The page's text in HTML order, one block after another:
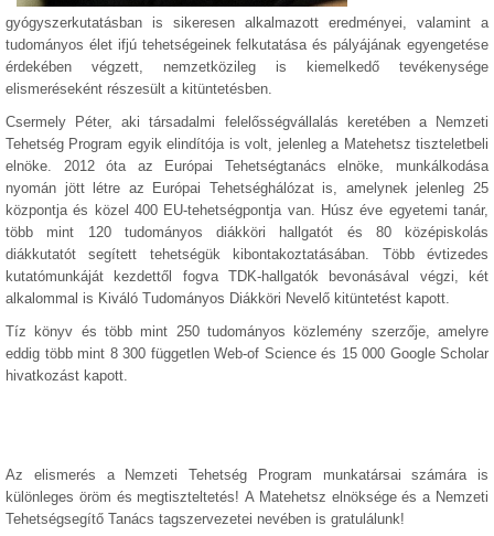
gyógyszerkutatásban is sikeresen alkalmazott eredményei, valamint a
tudományos élet ifjú tehetségeinek felkutatása és pályájának egyengetése
érdekében végzett, nemzetközileg is kiemelkedő tevékenysége
elismeréseként részesült a kitüntetésben.
Csermely Péter, aki társadalmi felelősségvállalás keretében a Nemzeti
Tehetség Program egyik elindítója is volt, jelenleg a Matehetsz tiszteletbeli
elnöke. 2012 óta az Európai Tehetségtanács elnöke, munkálkodása
nyomán jött létre az Európai Tehetséghálózat is, amelynek jelenleg 25
központja és közel 400 EU-tehetségpontja van. Húsz éve egyetemi tanár,
több mint 120 tudományos diákköri hallgatót és 80 középiskolás
diákkutatót segített tehetségük kibontakoztatásában. Több évtizedes
kutatómunkáját kezdettől fogva TDK-hallgatók bevonásával végzi, két
alkalommal is Kiváló Tudományos Diákköri Nevelő kitüntetést kapott.
Tíz könyv és több mint 250 tudományos közlemény szerzője, amelyre
eddig több mint 8 300 független Web-of Science és 15 000 Google Scholar
hivatkozást kapott.
Az elismerés a Nemzeti Tehetség Program munkatársai számára is
különleges öröm és megtiszteltetés!A Matehetsz elnöksége és a Nemzeti
Tehetségsegítő Tanács tagszervezetei nevében is gratulálunk!